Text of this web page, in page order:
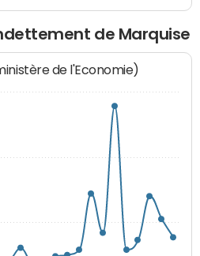
de Marquise
de l'Economie)